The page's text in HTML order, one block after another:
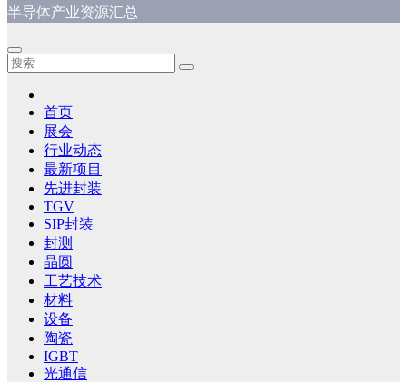
半导体产业资源汇总
首页
展会
行业动态
最新项目
先进封装
TGV
SIP封装
封测
晶圆
工艺技术
材料
设备
陶瓷
IGBT
光通信